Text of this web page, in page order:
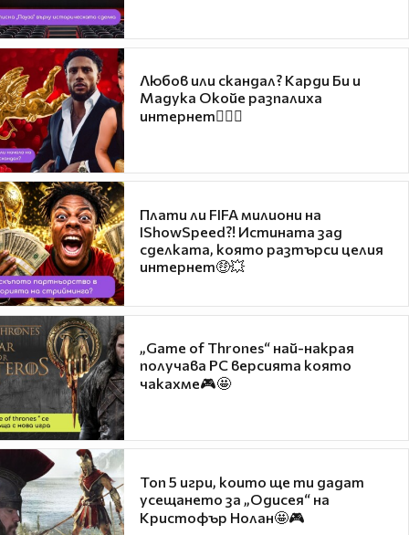
Любов или скандал? Карди Би и
Мадука Окойе разпалиха
интернет❤️‍🔥🔥
Плати ли FIFA милиони на
IShowSpeed?! Истината зад
сделката, която разтърси целия
интернет🤑💥
„Game of Thrones“ най-накрая
получава PC версията която
чакахме🎮🤩
Топ 5 игри, които ще ти дадат
усещането за „Одисея“ на
Кристофър Нолан🤩🎮